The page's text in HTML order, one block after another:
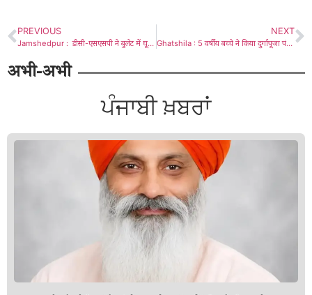
PREVIOUS
Jamshedpur : डीसी-एसएसपी ने बुलेट में घूमकर पूजा पंडालों का किया निरीक्षण, सुरक्षा और यातायात व्यवस्था का लिया जायजा
NEXT
Ghatshila : 5 वर्षीय बच्चे ने किया दुर्गापूजा पंडाल का उद्घाटन
अभी-अभी
ਪੰਜਾਬੀ ਖ਼ਬਰਾਂ